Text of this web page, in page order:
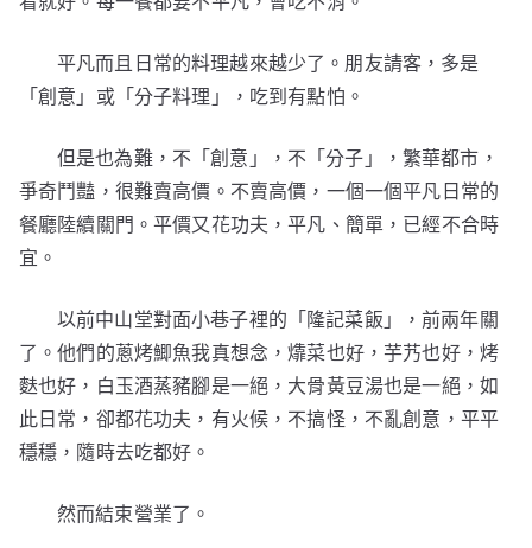
平凡而且日常的料理越來越少了。朋友請客，多是
「創意」或「分子料理」，吃到有點怕。
但是也為難，不「創意」，不「分子」，繁華都市，
爭奇鬥豔，很難賣高價。不賣高價，一個一個平凡日常的
餐廳陸續關門。平價又花功夫，平凡、簡單，已經不合時
宜。
以前中山堂對面小巷子裡的「隆記菜飯」，前兩年關
了。他們的蔥烤鯽魚我真想念，㸆菜也好，芋艿也好，烤
麩也好，白玉酒蒸豬腳是一絕，大骨黃豆湯也是一絕，如
此日常，卻都花功夫，有火候，不搞怪，不亂創意，平平
穩穩，隨時去吃都好。
然而結束營業了。